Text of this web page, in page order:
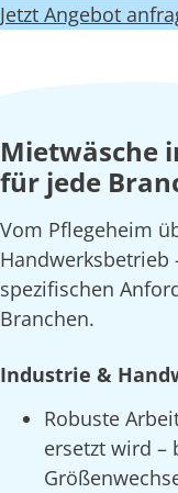
Jetzt Angebot
Mietwäsche
für jede
Vom Pflegeheim
Handwerksbetrieb
spezifischen
Branchen.
Industrie &
Robuste
ersetzt wird –